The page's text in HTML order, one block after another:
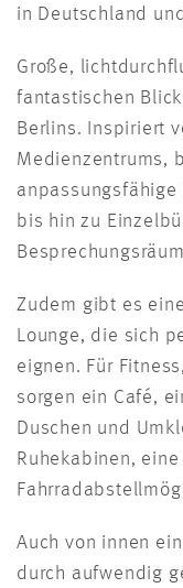
in Deutschland
Große,
fantastischen
Berlins. Inspiriert
Medienzentrums,
anpassungsfähige
bis hin zu
Zudem gibt es
Lounge, die sich
eignen. Für
sorgen ein Café,
Duschen und
Ruhekabinen,
Auch von innen
durch aufwendig